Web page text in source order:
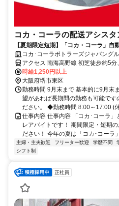
コカ・コーラの配送アシスタ
【夏期限定短期】「コカ・コーラ」自
コカ･コーラボトラーズジャパング
ジャパン株式会社【84807】
アクセス 南海高野線 初芝徒歩約5
15分、南海高野線 萩原天神徒歩約18
時給1,250円以上
大阪府堺市東区
勤務時間 9月末まで 基本的に9月末
望があれば長期間の勤務も可能です
ださい。 ◆勤務時間 8:00～17:00 (
仕事内容 仕事内容 「コカ･コーラ
レアバイトです！ 期間限定・短期
ださい！ 今年の夏は「コカ･コー
主婦・主夫歓迎 フリーター歓迎 学歴不問
シフト制
正社員